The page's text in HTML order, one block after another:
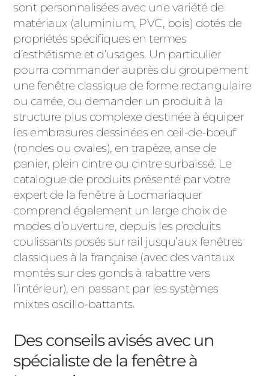
sont personnalisées avec une variété de
matériaux (aluminium, PVC, bois) dotés de
propriétés spécifiques en termes
d’esthétisme et d’usages. Un particulier
pourra commander auprès du groupement
une fenêtre classique de forme rectangulaire
ou carrée, ou demander un produit à la
structure plus complexe destinée à équiper
les embrasures dessinées en œil-de-bœuf
(rondes ou ovales), en trapèze, anse de
panier, plein cintre ou cintre surbaissé. Le
catalogue de produits présenté par votre
expert de la fenêtre à Locmariaquer
comprend également un large choix de
modes d’ouverture, depuis les produits
coulissants posés sur rail jusqu’aux fenêtres
classiques à la française (avec des vantaux
montés sur des gonds à rabattre vers
l’intérieur), en passant par les systèmes
mixtes oscillo-battants.
Des conseils avisés avec un
spécialiste de la fenêtre à